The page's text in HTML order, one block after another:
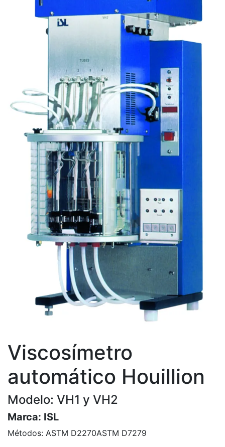
Viscosímetro
automático Houillion
Modelo: VH1 y VH2
Marca: ISL
Métodos: ASTM D2270ASTM D7279